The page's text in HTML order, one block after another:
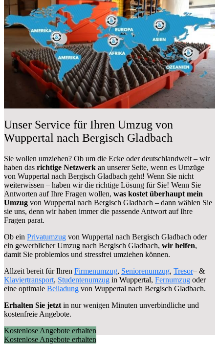
Unser Service für Ihren Umzug von
Wuppertal nach Bergisch Gladbach
Sie wollen umziehen? Ob um die Ecke oder deutschlandweit – wir
haben das richtige Netzwerk an unserer Seite, wenn es Umzüge
von Wuppertal nach Bergisch Gladbach geht! Wenn Sie nicht
weiterwissen – haben wir die richtige Lösung für Sie! Wenn Sie
Antworten auf Ihre Fragen wollen, was kostet überhaupt mein
Umzug von Wuppertal nach Bergisch Gladbach – dann wählen Sie
sie uns, denn wir haben immer die passende Antwort auf Ihre
Fragen parat.
Ob ein Privatumzug von Wuppertal nach Bergisch Gladbach oder
ein gewerblicher Umzug nach Bergisch Gladbach, wir helfen,
damit Sie problemlos und stressfrei umziehen können.
Allzeit bereit für Ihren Firmenumzug, Seniorenumzug, Tresor– &
Klaviertransport, Studentenumzug in Wuppertal, Fernumzug oder
eine optimale Beiladung von Wuppertal nach Bergisch Gladbach.
Erhalten Sie jetzt in nur wenigen Minuten unverbindliche und
kostenfreie Angebote.
Kostenlose Angebote erhalten
Kostenlose Angebote erhalten